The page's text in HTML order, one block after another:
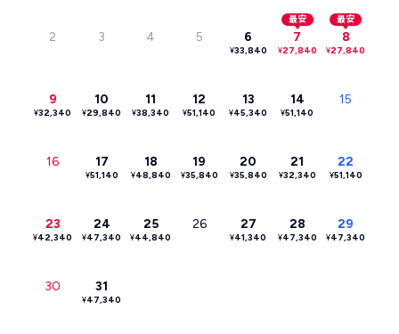
2 3 4 5 6
¥33,840
最安
7
¥27,840
最安
8
¥27,840
9
¥32,340
10
¥29,840
11
¥38,340
12
¥51,140
13
¥45,340
14
¥51,140
15
16 17
¥51,140
18
¥48,840
19
¥35,840
20
¥35,840
21
¥32,340
22
¥51,140
23
¥42,340
24
¥47,340
25
¥44,840
26 27
¥41,340
28
¥47,340
29
¥47,340
30 31
¥47,340